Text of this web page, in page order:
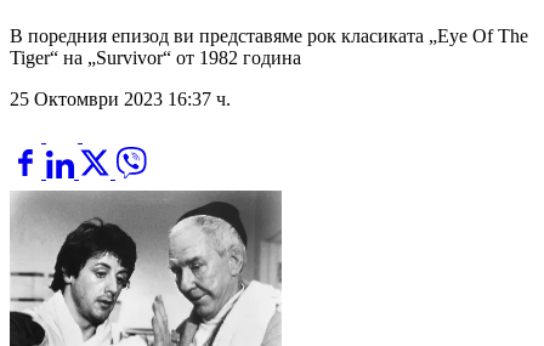
В поредния епизод ви представяме рок класиката „Eye Of The
Tiger“ на „Survivor“ от 1982 година
25 Октомври 2023 16:37 ч.